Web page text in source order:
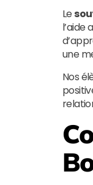
Le
l’aide
une
Nos